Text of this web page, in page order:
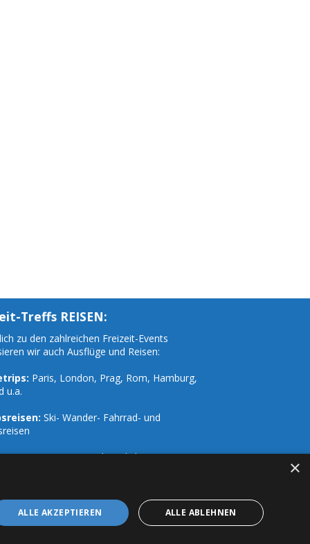
Treffs REISEN:
zu den zahlreichen Freizeit-Events
wir auch Ausflüge und Reisen:
Paris, London, Prag, Rom, Hamburg,
u.a.
Ski- Wander- Fahrrad- und
Seminare und Workshops
×
ALLE AKZEPTIEREN ALLE ABLEHNEN